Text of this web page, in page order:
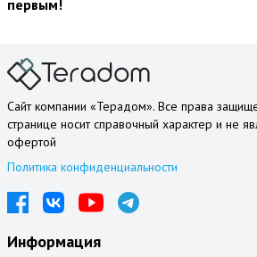
первым!
Сайт компании «Терадом». Все права
странице носит справочный характер и не
офертой
Политика конфиденциальности
Информация